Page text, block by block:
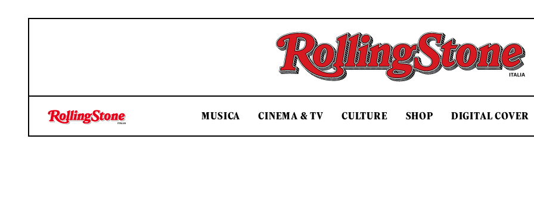
Rolling Stone Italia
MUSICA CINEMA & TV CULTURE SHOP DIGITAL COVER